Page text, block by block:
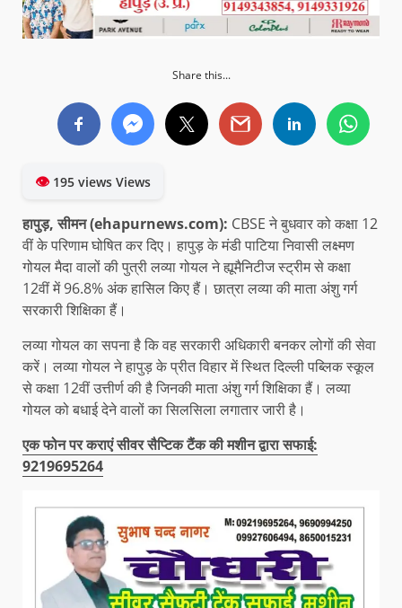
Share this...
👁195 views Views
हापुड़, सीमन (ehapurnews.com): CBSE ने बुधवार को कक्षा 12
वीं के परिणाम घोषित कर दिए। हापुड़ के मंडी पाटिया निवासी लक्ष्मण
गोयल मैदा वालों की पुत्री लव्या गोयल ने ह्यूमैनिटीज स्ट्रीम से कक्षा
12वीं में 96.8% अंक हासिल किए हैं। छात्रा लव्या की माता अंशु गर्ग
सरकारी शिक्षिका हैं।
लव्या गोयल का सपना है कि वह सरकारी अधिकारी बनकर लोगों की सेवा
करें। लव्या गोयल ने हापुड़ के प्रीत विहार में स्थित दिल्ली पब्लिक स्कूल
से कक्षा 12वीं उत्तीर्ण की है जिनकी माता अंशु गर्ग शिक्षिका हैं। लव्या
गोयल को बधाई देने वालों का सिलसिला लगातार जारी है।
एक फोन पर कराएं सीवर सैप्टिक टैंक की मशीन द्वारा सफाई:
9219695264